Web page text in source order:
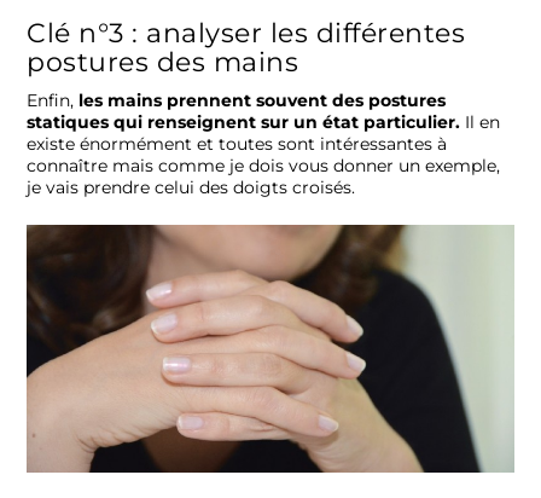
Clé n°3 : analyser les différentes
postures des mains
Enfin, les mains prennent souvent des postures
statiques qui renseignent sur un état particulier. Il en
existe énormément et toutes sont intéressantes à
connaître mais comme je dois vous donner un exemple,
je vais prendre celui des doigts croisés.